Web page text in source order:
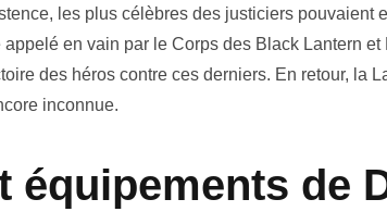
les plus célèbres des justiciers pouvaient
en vain par le Corps des Black Lantern
des héros contre ces derniers. En retour, la
inconnue.
équipements de